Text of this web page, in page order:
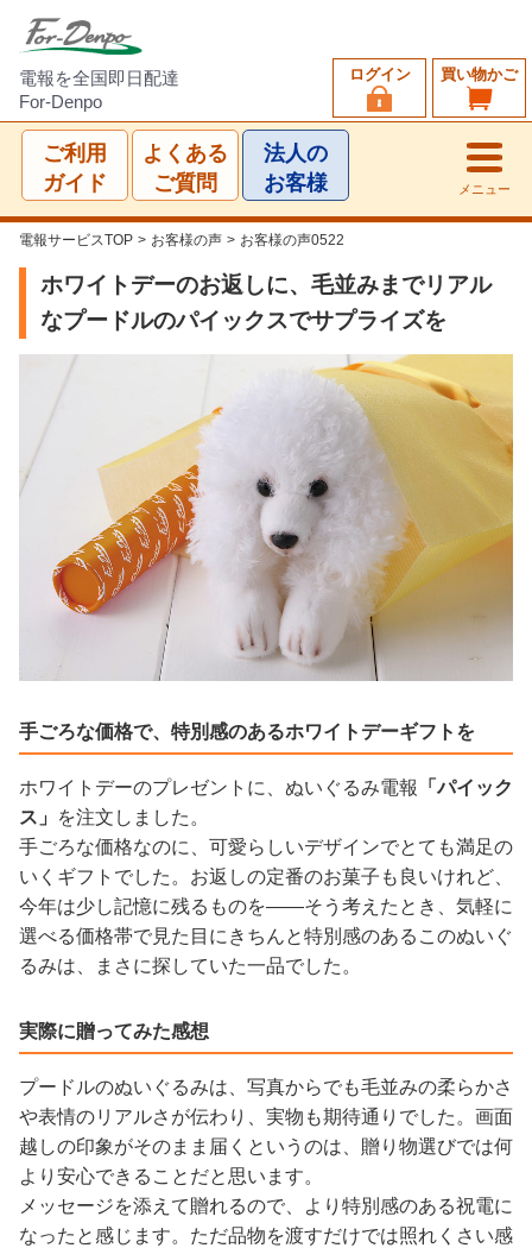
電報を全国即日配達
For-Denpo
買い物かご
ログイン
ご利用
ガイド
よくある
ご質問
法人の
お客様
メニュー
電報サービスTOP > お客様の声 > お客様の声0522
ホワイトデーのお返しに、毛並みまでリアル
なプードルのパイックスでサプライズを
手ごろな価格で、特別感のあるホワイトデーギフトを
ホワイトデーのプレゼントに、ぬいぐるみ電報
「パイック
ス」
を注文しました。
手ごろな価格なのに、可愛らしいデザインでとても満足の
いくギフトでした。お返しの定番のお菓子も良いけれど、
今年は少し記憶に残るものを——そう考えたとき、気軽に
選べる価格帯で見た目にきちんと特別感のあるこのぬいぐ
るみは、まさに探していた一品でした。
実際に贈ってみた感想
プードルのぬいぐるみは、写真からでも毛並みの柔らかさ
や表情のリアルさが伝わり、実物も期待通りでした。画面
越しの印象がそのまま届くというのは、贈り物選びでは何
より安心できることだと思います。
メッセージを添えて贈れるので、より特別感のある祝電に
なったと感じます。ただ品物を渡すだけでは照れくさい感